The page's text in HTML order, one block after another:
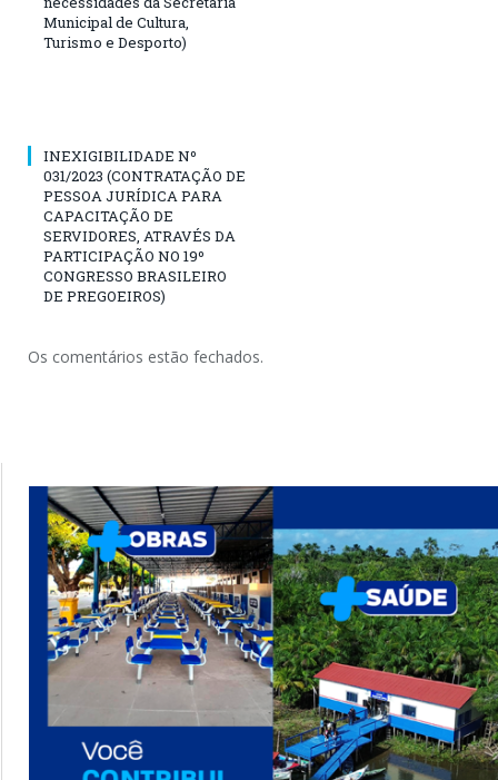
Municipal de Cultura,
Turismo e Desporto)
INEXIGIBILIDADE Nº
031/2023 (CONTRATAÇÃO DE
PESSOA JURÍDICA PARA
CAPACITAÇÃO DE
SERVIDORES, ATRAVÉS DA
PARTICIPAÇÃO NO 19º
CONGRESSO BRASILEIRO
DE PREGOEIROS)
Os comentários estão fechados.